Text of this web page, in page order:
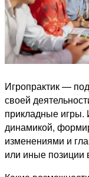
Игропрактик —
своей
прикладные игры.
динамикой,
изменениями и
или иные позиции